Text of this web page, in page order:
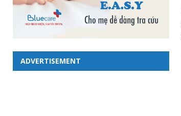
ADVERTISEMENT